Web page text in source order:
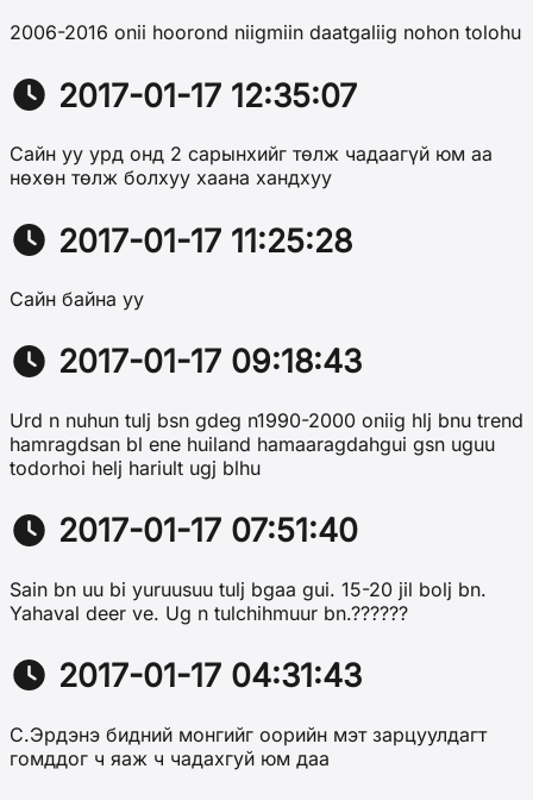
2006-2016 onii hoorond niigmiin daatgaliig nohon tolohu
2017-01-17 12:35:07
Сайн уу урд онд 2 сарынхийг төлж чадаагүй юм аа
нөхөн төлж болхуу хаана хандхуу
2017-01-17 11:25:28
Сайн байна уу
2017-01-17 09:18:43
Urd n nuhun tulj bsn gdeg n1990-2000 oniig hlj bnu trend
hamragdsan bl ene huiland hamaaragdahgui gsn uguu
todorhoi helj hariult ugj blhu
2017-01-17 07:51:40
Sain bn uu bi yuruusuu tulj bgaa gui. 15-20 jil bolj bn.
Yahaval deer ve. Ug n tulchihmuur bn.??????
2017-01-17 04:31:43
С.Эрдэнэ бидний монгийг оорийн мэт зарцуулдагт
гомддог ч яаж ч чадахгуй юм даа